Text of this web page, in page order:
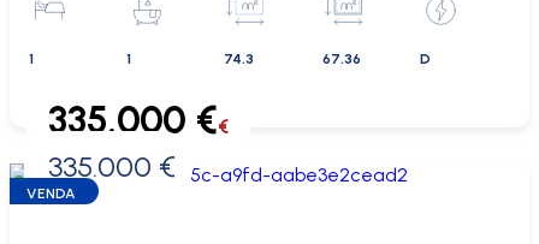
1 1 74.3 67.36 D
0 €
335.000 €€
335.000 €
VENDA